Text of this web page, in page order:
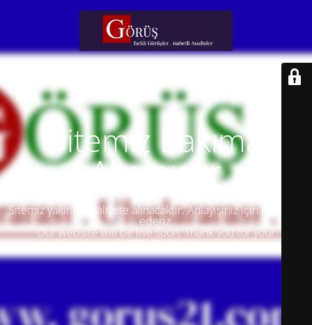
Sitemiz Bakıma
Alınmıştır
Sitemiz yakında faaliyete alınacaktır. Anlayışınız için teşekkür
ederiz.
Our website will be live soon. Thank you for your
understanding.